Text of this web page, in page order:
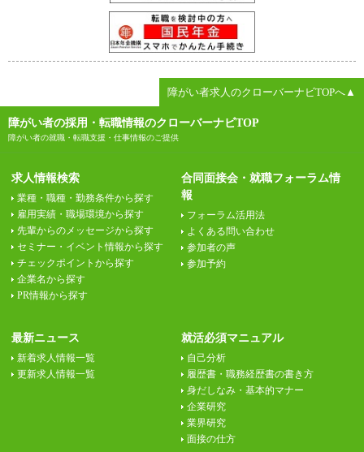
障がい者求人のクローバーナビTOPへ▲
障がい者の採用・転職情報のクローバーナビTOP
障がい者の就職・転職支援・仕事情報のご提供
求人情報検索
業種・職種・勤務条件から探す
雇用実績・職場環境から探す
先輩からのメッセージから探す
セミナー・イベント情報から探す
チェックポイントから探す
企業名から探す
PR情報から探す
合同面接会・就職フォーラム情
報
フォーラム活用法
よくある問い合わせ
参加者の声
参加予約
最新ニュース
新着求人情報一覧
更新求人情報一覧
就活必須マニュアル
自己分析
履歴書・職務経歴書の書き方
身だしなみ・基本的マナー
企業研究
業界研究
面接の仕方